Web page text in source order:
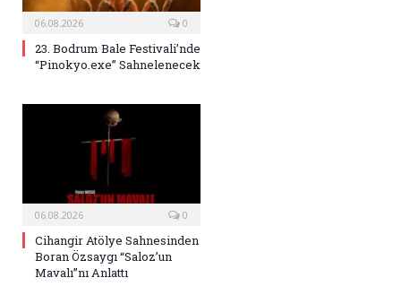
06.08.2026 0
23. Bodrum Bale Festivali’nde
“Pinokyo.exe” Sahnelenecek
06.08.2026 0
Cihangir Atölye Sahnesinden
Boran Özsaygı “Saloz’un
Mavalı”nı Anlattı